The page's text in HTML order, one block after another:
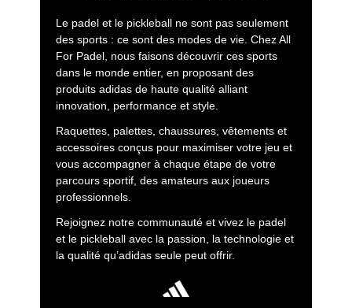
Le padel et le pickleball ne sont pas seulement
des sports : ce sont des modes de vie. Chez All
For Padel, nous faisons découvrir ces sports
dans le monde entier, en proposant des
produits adidas de haute qualité alliant
innovation, performance et style.
Raquettes, palettes, chaussures, vêtements et
accessoires conçus pour maximiser votre jeu et
vous accompagner à chaque étape de votre
parcours sportif, des amateurs aux joueurs
professionnels.
Rejoignez notre communauté et vivez le padel
et le pickleball avec la passion, la technologie et
la qualité qu’adidas seule peut offrir.